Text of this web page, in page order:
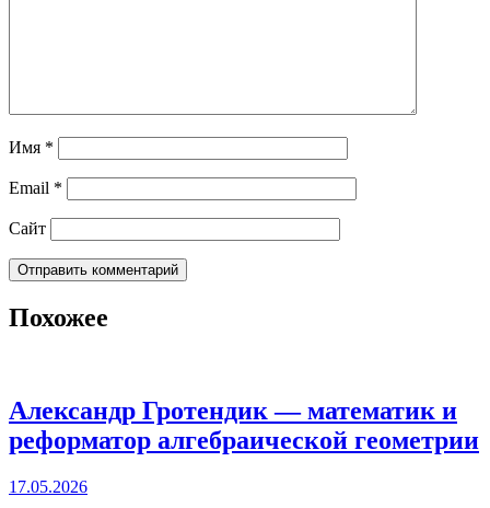
Имя *
Email *
Сайт
Похожее
Александр Гротендик — математик и
реформатор алгебраической геометрии
17.05.2026